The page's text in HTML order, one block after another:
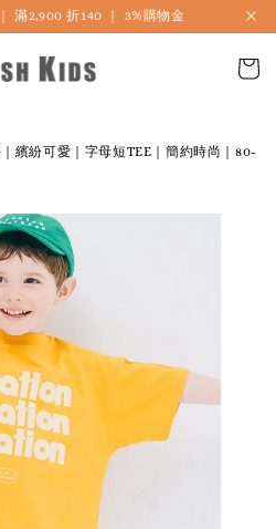
滿2,900 折140 ｜ 3%購物金
紛可愛｜字母短TEE｜簡約時尚｜80-